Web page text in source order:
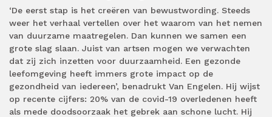
‘De eerst stap is het creëren van bewustwording. Steeds
weer het verhaal vertellen over het waarom van het nemen
van duurzame maatregelen. Dan kunnen we samen een
grote slag slaan. Juist van artsen mogen we verwachten
dat zij zich inzetten voor duurzaamheid. Een gezonde
leefomgeving heeft immers grote impact op de
gezondheid van iedereen’, benadrukt Van Engelen. Hij wijst
op recente cijfers: 20% van de covid-19 overledenen heeft
als mede doodsoorzaak het gebrek aan schone lucht. Hij